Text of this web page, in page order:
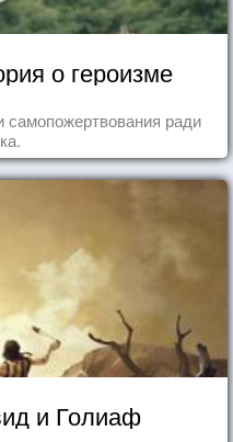
о героизме
самопожертвования ради
и Голиаф